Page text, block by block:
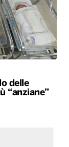
delle
“anziane”